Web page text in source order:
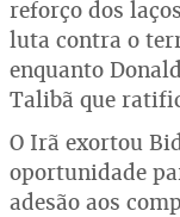
reforço dos
luta contra o
enquanto
Talibã que
O Irã exortou
oportunidade
adesão aos